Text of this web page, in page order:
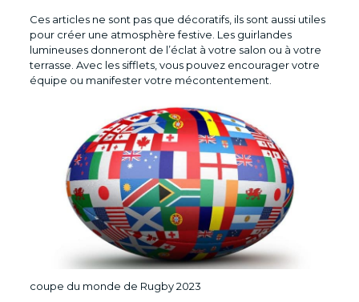
Ces articles ne sont pas que décoratifs, ils sont aussi utiles
pour créer une atmosphère festive. Les guirlandes
lumineuses donneront de l’éclat à votre salon ou à votre
terrasse. Avec les sifflets, vous pouvez encourager votre
équipe ou manifester votre mécontentement.
coupe du monde de Rugby 2023